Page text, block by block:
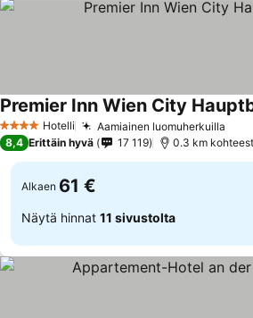
4 Tähtiluokitus
Hotelli Aamiainen luomuherkuilla
Premier Inn Wien City
8,4 Erittäin hyvä 17 119 0.3 km
Alkaen 61 €
Näytä hinnat 11 sivustolta